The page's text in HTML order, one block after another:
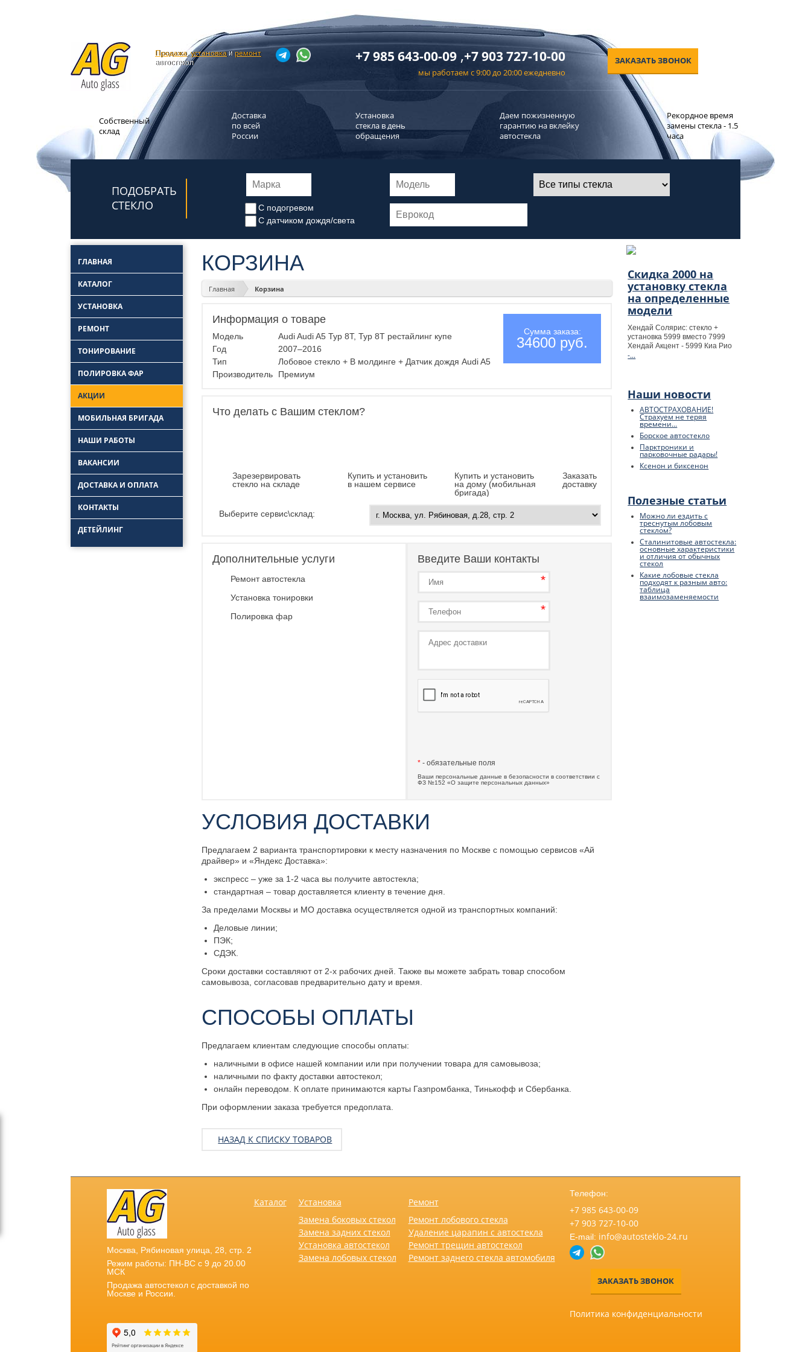
Продажа,установкаи ремонт
автостекол +7 985 643-00-09 ,+7 903 727-10-00
мы работаем с 9:00 до 20:00 ежедневно
ЗАКАЗАТЬ ЗВОНОК
Собственный
склад
Доставка
по всей
России
Установка
стекла в день
обращения
Даем пожизненную
гарантию на вклейку
автостекла
Рекордное время
замены стекла - 1.5
часа
ПОДОБРАТЬ
СТЕКЛО
С подогревом
С датчиком дождя/света
ГЛАВНАЯ
КАТАЛОГ
УСТАНОВКА
стекол
Замена лобовых
РЕМОНТ
стекла
автостекла
Ремонт трещин
автостекол
Ремонт заднего
стекла автомобиля
ТОНИРОВАНИЕ
ПОЛИРОВКА ФАР
АКЦИИ
МОБИЛЬНАЯ БРИГАДА
НАШИ РАБОТЫ
ВАКАНСИИ
ДОСТАВКА И ОПЛАТА
КОНТАКТЫ
ДЕТЕЙЛИНГ
Полировка
КОРЗИНА
Главная Корзина
Сумма заказа:
34600 руб.
Информация о товаре
Модель
Audi Audi A5 Typ 8T, Typ 8T рестайлинг купе
Год
2007–2016
Тип
Лобовое стекло + В молдинге + Датчик дождя Audi A5
Производитель
Премиум
Что делать с Вашим стеклом?
Зарезервировать
стекло на складе
Купить и установить
в нашем сервисе
Купить и установить
на дому (мобильная
бригада)
Заказать
доставку
Выберите сервис\склад:
Дополнительные услуги
Ремонт автостекла
Установка тонировки
Полировка фар
Введите Ваши контакты
* - обязательные поля
Ваши персональные данные в безопасности в соответствии с
ФЗ №152 «О защите персональных данных»
УСЛОВИЯ ДОСТАВКИ
Предлагаем 2 варианта транспортировки к месту назначения по Москве с помощью сервисов «Ай
драйвер» и «Яндекс Доставка»:
экспресс – уже за 1-2 часа вы получите автостекла;
стандартная – товар доставляется клиенту в течение дня.
За пределами Москвы и МО доставка осуществляется одной из транспортных компаний:
Деловые линии;
ПЭК;
СДЭК.
Сроки доставки составляют от 2-х рабочих дней. Также вы можете забрать товар способом
самовывоза, согласовав предварительно дату и время.
СПОСОБЫ ОПЛАТЫ
Предлагаем клиентам следующие способы оплаты:
наличными в офисе нашей компании или при получении товара для самовывоза;
наличными по факту доставки автостекол;
онлайн переводом. К оплате принимаются карты Газпромбанка, Тинькофф и Сбербанка.
При оформлении заказа требуется предоплата.
НАЗАД К СПИСКУ ТОВАРОВ
Скидка 2000 на
установку стекла
на определенные
модели
Хендай Солярис: стекло +
установка 5999 вместо 7999
Хендай Акцент - 5999 Киа Рио
-...
Наши новости
АВТОСТРАХОВАНИЕ!
Страхуем не теряя
времени...
Борское автостекло
Парктроники и
парковочные радары!
Ксенон и биксенон
Полезные статьи
Можно ли ездить с
треснутым лобовым
стеклом?
Сталинитовые автостекла:
основные характеристики
и отличия от обычных
стекол
Какие лобовые стекла
подходят к разным авто:
таблица
взаимозаменяемости
Москва, Рябиновая улица, 28, стр. 2
Режим работы: ПН-ВС с 9 до 20.00
МСК
Продажа автостекол с доставкой по
Москве и России.
Каталог
Установка
Замена боковых стекол
Замена задних стекол
Установка автостекол
Замена лобовых стекол
Ремонт
Ремонт лобового стекла
Удаление царапин с автостекла
Ремонт трещин автостекол
Ремонт заднего стекла автомобиля
Телефон:
+7 985 643-00-09
+7 903 727-10-00
E-mail: info@autosteklo-24.ru
ЗАКАЗАТЬ ЗВОНОК
Политика конфиденциальности